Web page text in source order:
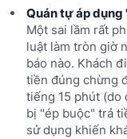
Quán tự áp
Một sai lầm rất
luật làm tròn giờ
báo nào. Khách
tiền đúng chừng
tiếng 15 phút (do
bị "ép buộc" trả
sử dụng khiến